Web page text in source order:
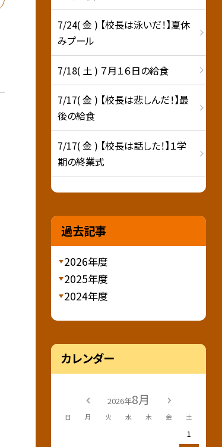
7/24( 金 ) 【校長は泳いだ！】夏休
みプール
7/18( 土 ) ７月１６日の給食
7/17( 金 ) 【校長は悲しんだ！】最
後の給食
7/17( 金 ) 【校長は話した！】１学
期の終業式
過去記事
2026年度
2025年度
2024年度
カレンダー
2026年8月
日 月 火 水 木 金 土
1